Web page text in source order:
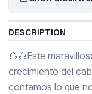
DESCRIPTION
🌰🌰Este
crecimiento del
contamos lo que